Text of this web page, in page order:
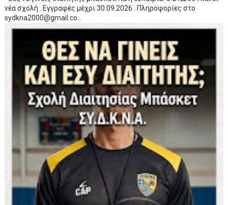
νέα σχολή . Εγγραφές μέχρι 30.09.2026 . Πληροφορίες στο
sydkna2000@gmail.co...